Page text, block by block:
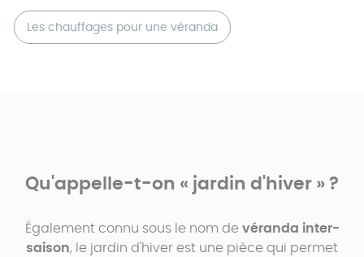
Les chauffages pour une véranda
Qu'appelle-t-on « jardin d'hiver » ?
Également connu sous le nom de véranda inter-
saison, le jardin d'hiver est une pièce qui permet